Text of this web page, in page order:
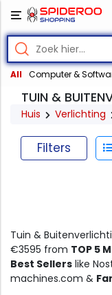
All Computer &
TUIN &
Huis Verlichting
Filters
Tuin &
€3595 from TOP 5
Best Sellers like
machines.com &